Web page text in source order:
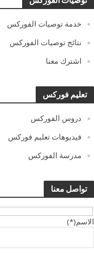
خدمة توصيات الفوركس
نتائج توصيات الفوركس
اشترك معنا
تعليم فوركس
دروس الفوركس
فيديوهات تعليم فوركس
مدرسة الفوركس
تواصل معنا
الاسم(*)